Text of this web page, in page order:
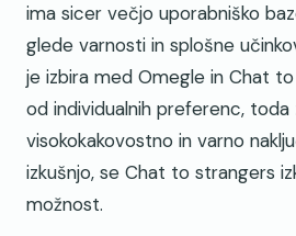
ima sicer večjo uporabniško
glede varnosti in splošne
je izbira med Omegle in Chat
od individualnih preferenc,
visokokakovostno in varno
izkušnjo, se Chat to strangers
možnost.